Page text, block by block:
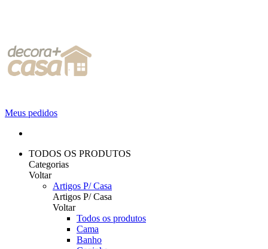
Meus pedidos
TODOS OS PRODUTOS
Categorias
Voltar
Artigos P/ Casa
Artigos P/ Casa
Voltar
Todos os produtos
Cama
Banho